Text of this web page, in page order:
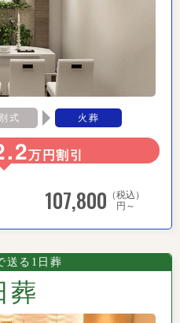
式 火葬
万円割引
107,800 （税込）
円～
送る1日葬
葬